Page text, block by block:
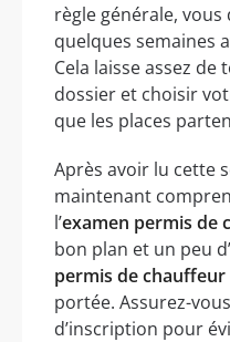
règle générale,
quelques semaines
Cela laisse assez
dossier et choisir
que les places
Après avoir lu cette
maintenant
l’examen permis de
bon plan et un peu
permis de
portée. Assurez-
d’inscription pour